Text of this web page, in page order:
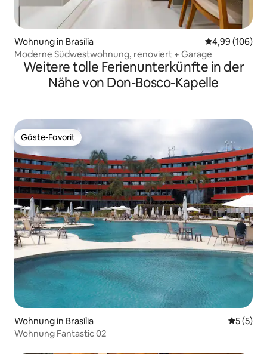
Wohnung in Brasília
4,99 (106)
Moderne Südwestwohnung, renoviert + Garage
Weitere tolle Ferienunterkünfte in der
Nähe von Don-Bosco-Kapelle
Gäste-Favorit
Gäste-Favorit
Wohnung in Brasília
5 (5)
Wohnung Fantastic 02